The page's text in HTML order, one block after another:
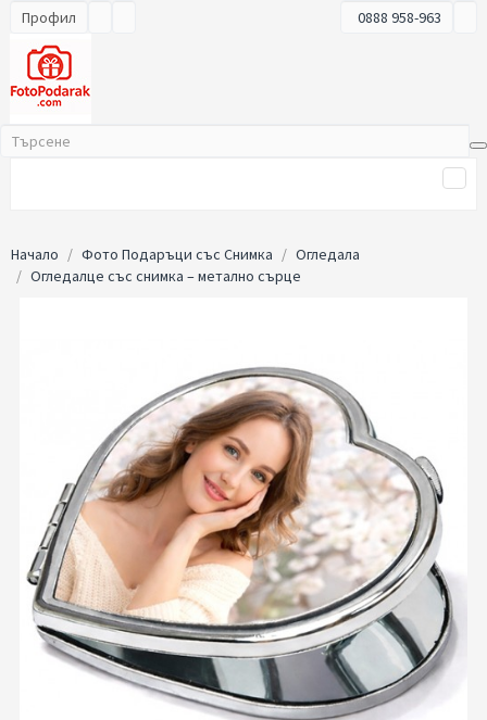
Профил 0888 958-963
Начало Фото Подаръци със Снимка
Огледала
Огледалце със снимка – метално сърце